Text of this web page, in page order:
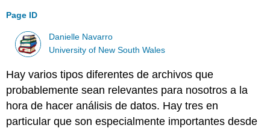
Page ID
Danielle Navarro
University of New South Wales
Hay varios tipos diferentes de archivos que
probablemente sean relevantes para nosotros a la
hora de hacer análisis de datos. Hay tres en
particular que son especialmente importantes desde